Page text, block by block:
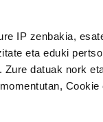
IP zenbakia,
eta eduki
datuak nork